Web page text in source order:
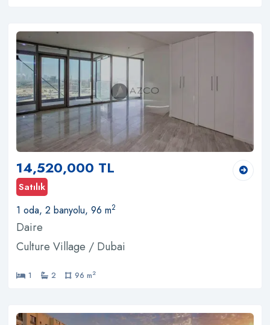
14,520,000 TL
Satılık
1 oda, 2 banyolu, 96 m2
Daire
Culture Village / Dubai
1 2 96 m2